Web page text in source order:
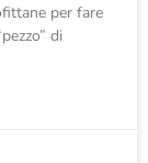
per fare
di